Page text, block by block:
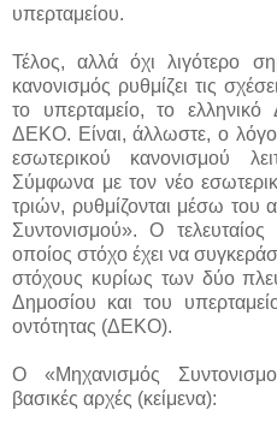
υπερταμείου.
Τέλος, αλλά όχι λιγότερο
κανονισμός ρυθμίζει τις
το υπερταμείο, το
ΔΕΚΟ. Είναι, άλλωστε, ο
εσωτερικού κανονισμού
Σύμφωνα με τον νέο
τριών, ρυθμίζονται μέσω
Συντονισμού». Ο
οποίος στόχο έχει να
στόχους κυρίως των δύο
Δημοσίου και του
οντότητας (ΔΕΚΟ).
Ο «Μηχανισμός
βασικές αρχές (κείμενα):